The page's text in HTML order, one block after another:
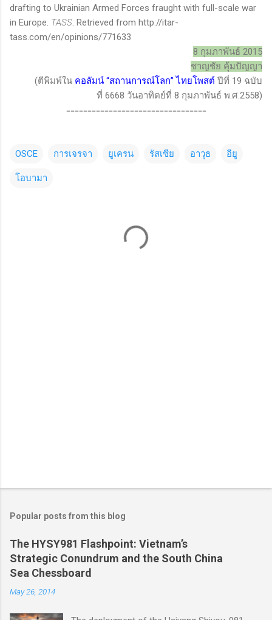
drafting to Ukrainian Armed Forces fraught with full-scale war
in Europe. TASS. Retrieved from http://itar-
tass.com/en/opinions/771633
8 กุมภาพันธ์ 2015
ชาญชัย คุ้มปัญญา
(ตีพิมพ์ใน คอลัมน์ “สถานการณ์โลก”ไทยโพสต์ ปีที่ 19 ฉบับ
ที่ 6668 วันอาทิตย์ที่ 8 กุมภาพันธ์ พ.ศ.2558)
---------------------------------
OSCE การเจรจา ยูเครน รัสเซีย อาวุธ อียู
โอบามา
Popular posts from this blog
The HYSY981 Flashpoint: Vietnam’s
Strategic Conundrum and the South China
Sea Chessboard
May 26, 2014